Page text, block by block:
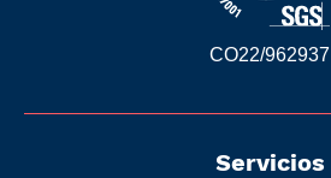
CO22/962937
Servicios